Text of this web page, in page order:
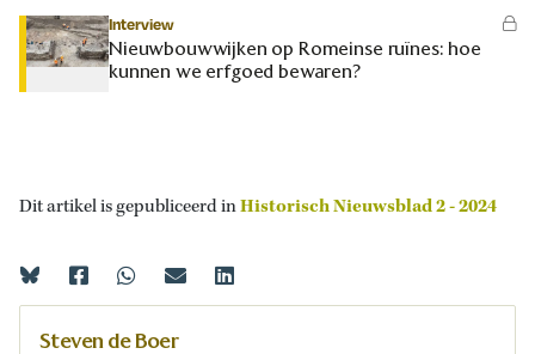
Interview
Nieuwbouwwijken op Romeinse ruïnes: hoe
kunnen we erfgoed bewaren?
Dit artikel is gepubliceerd inHistorisch Nieuwsblad 2 - 2024
Steven de Boer